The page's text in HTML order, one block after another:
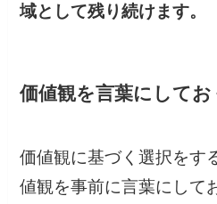
域として残り続けます。
価値観を言葉にしてお
価値観に基づく選択をす
値観を事前に言葉にして